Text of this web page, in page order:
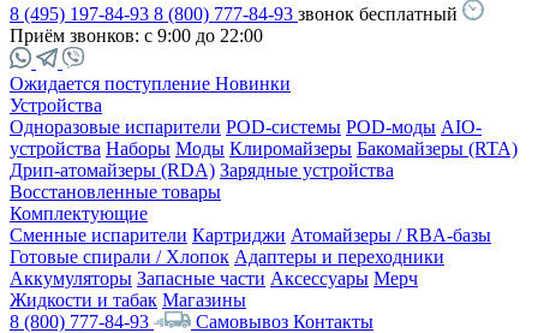
8 (495) 197-84-93 8 (800) 777-84-93 звонок бесплатный
Приём звонков: с 9:00 до 22:00
Ожидается поступление Новинки
Устройства
Одноразовые испарители POD-системы POD-моды AIO-
устройства Наборы Моды Клиромайзеры Бакомайзеры (RTA)
Дрип-атомайзеры (RDA) Зарядные устройства
Восстановленные товары
Комплектующие
Сменные испарители Картриджи Атомайзеры / RBA-базы
Готовые спирали / Хлопок Адаптеры и переходники
Аккумуляторы Запасные части Аксессуары Мерч
Жидкости и табак Магазины
8 (800) 777-84-93
Самовывоз Контакты